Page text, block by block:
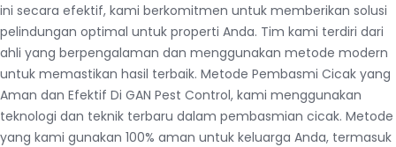
ini secara efektif, kami berkomitmen untuk memberikan solusi
pelindungan optimal untuk properti Anda. Tim kami terdiri dari
ahli yang berpengalaman dan menggunakan metode modern
untuk memastikan hasil terbaik. Metode Pembasmi Cicak yang
Aman dan Efektif Di GAN Pest Control, kami menggunakan
teknologi dan teknik terbaru dalam pembasmian cicak. Metode
yang kami gunakan 100% aman untuk keluarga Anda, termasuk